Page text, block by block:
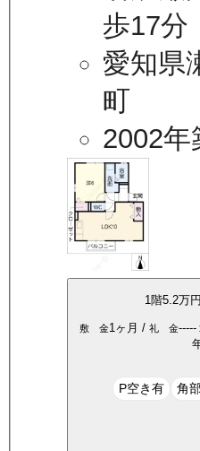
歩17分
愛知県
町
2002年
1階5.2万円
敷 金1ヶ月 / 礼 金-----
P空き有 角